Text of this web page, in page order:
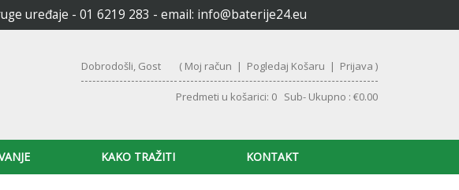
uređaje - 01 6219 283 - email: info@baterije24.eu
Dobrodošli, Gost ( Moj račun | Pogledaj Košaru | Prijava )
Predmeti u košarici: 0 Sub- Ukupno : €0.00
KAKO TRAŽITI KONTAKT